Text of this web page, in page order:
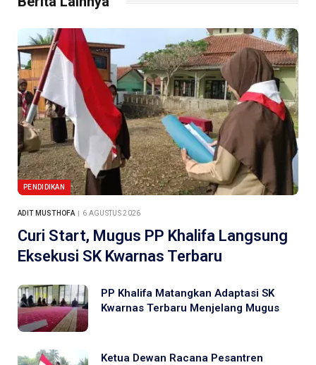
PENDIDIKAN
ADIT MUSTHOFA 6 AGUSTUS 2026
Curi Start, Mugus PP Khalifa Langsung
Eksekusi SK Kwarnas Terbaru
PP Khalifa Matangkan Adaptasi SK
Kwarnas Terbaru Menjelang Mugus
Ketua Dewan Racana Pesantren